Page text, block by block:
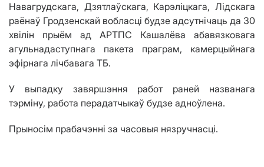
Навагрудскага, Дзятлаўскага, Карэліцкага, Лідскага
раёнаў Гродзенскай вобласці будзе адсутнічаць да 30
хвiлiн прыём ад АРТПС Кашалёва абавязковага
агульнадаступнага пакета праграм, камерцыйнага
эфірнага лічбавага ТБ.
У выпадку завяршэння работ раней названага
тэрміну, работа перадатчыкаў будзе адноўлена.
Прыносім прабачэнні за часовыя нязручнасці.